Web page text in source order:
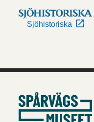
Sjöhistoriska